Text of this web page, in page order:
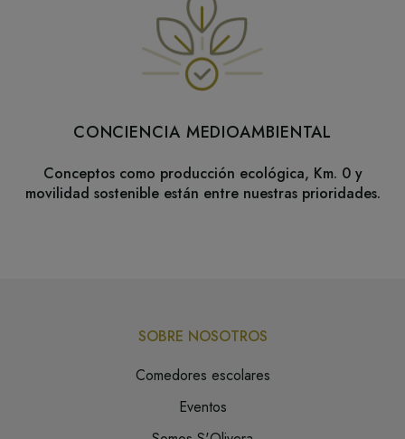
CONCIENCIA MEDIOAMBIENTAL
Conceptos como producción ecológica, Km. 0 y
movilidad sostenible están entre nuestras prioridades.
SOBRE NOSOTROS
Comedores escolares
Eventos